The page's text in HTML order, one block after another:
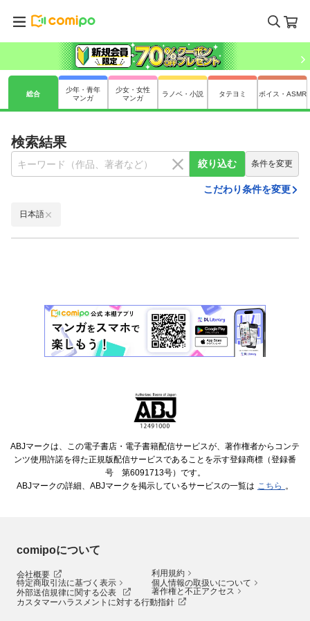
総合
少年・青年
マンガ
少女・女性
マンガ
ラノベ・小説 タテヨミ ボイス・ASMR
検索結果
絞り込む 条件を変更
こだわり条件を変更
日本語
ABJマークは、この電子書店・電子書籍配信サービスが、著作権者からコンテ
ンツ使用許諾を得た正規版配信サービスであることを示す登録商標（登録番
号 第6091713号）です。
ABJマークの詳細、ABJマークを掲示しているサービスの一覧は こちら 。
comipoについて
会社概要
利用規約
特定商取引法に基づく表示
個人情報の取扱いについて
外部送信規律に関する公表
著作権と不正アクセス
カスタマーハラスメントに対する行動指針